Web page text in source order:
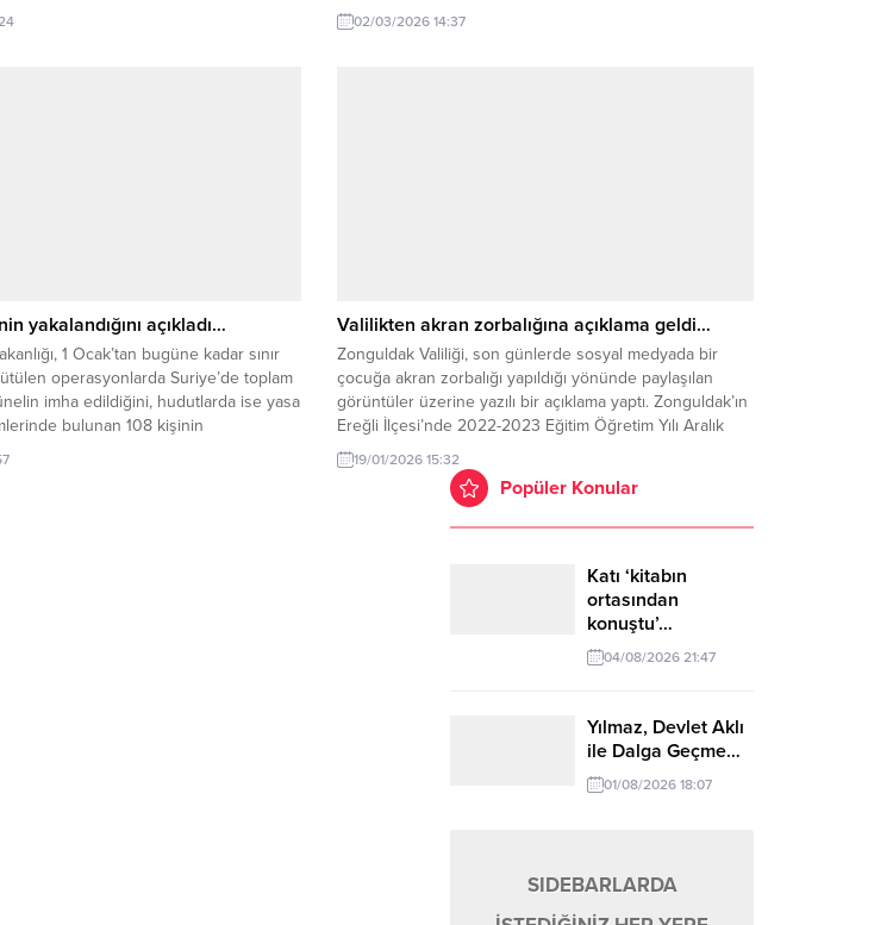
ayı boyunca 500 gram ve üzeri
bedava veriyor. Zonguldak’ın
oldu. Kırmızı kartlar, hakeme tepki ve oyuncu sayısının
6’ya düşmesiyle maç 49. dakikada tatil edildi. Kozlu
02/03/2026 14:37
yakalandığını açıkladı…
1 Ocak’tan bugüne kadar sınır
operasyonlarda Suriye’de toplam
imha edildiğini, hudutlarda ise yasa
bulunan 108 kişinin
Milli Savunma Bakanlığı (MSB),
Toplantısı’nda 2026 yılının
Valilikten akran zorbalığına açıklama geldi…
Zonguldak Valiliği, son günlerde sosyal medyada bir
çocuğa akran zorbalığı yapıldığı yönünde paylaşılan
görüntüler üzerine yazılı bir açıklama yaptı. Zonguldak’ın
Ereğli İlçesi’nde 2022-2023 Eğitim Öğretim Yılı Aralık
ayında, Kdz. Ereğli Mesleki ve Teknik Anadolu Lisesinde
öğrenim gören bir öğrencinin, aynı sınıftaki bir grup
öğrenci tarafından akran zorbalığına uğradığı görüntüler,
19/01/2026 15:32
Popüler Konular
Katı ‘kitabın
ortasından
konuştu’…
04/08/2026 21:47
Yılmaz, Devlet Aklı
ile Dalga Geçme…
01/08/2026 18:07
SIDEBARLARDA